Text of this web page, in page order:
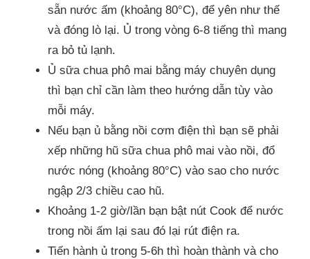
sẵn nước ấm (khoảng 80°C), để yên như thế
và đóng lò lại. Ủ trong vòng 6-8 tiếng thì mang
ra bỏ tủ lạnh.
Ủ sữa chua phô mai bằng máy chuyên dụng
thì bạn chỉ cần làm theo hướng dẫn tùy vào
mỗi máy.
Nếu bạn ủ bằng nồi cơm điện thì bạn sẽ phải
xếp những hũ sữa chua phô mai vào nồi, đổ
nước nóng (khoảng 80°C) vào sao cho nước
ngập 2/3 chiều cao hũ.
Khoảng 1-2 giờ/lần bạn bật nút Cook để nước
trong nồi ấm lại sau đó lại rút điện ra.
Tiến hành ủ trong 5-6h thì hoàn thành và cho